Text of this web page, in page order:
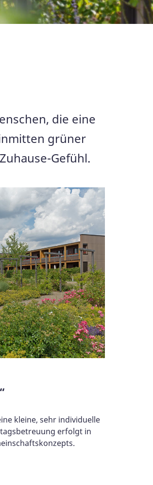
die eine
grüner
Gefühl.
kleine, sehr individuelle
erfolgt in